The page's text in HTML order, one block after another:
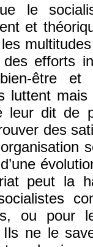
le
et
des efforts
être et
luttent
leur dit de
des
peut la
ou pour
ne le